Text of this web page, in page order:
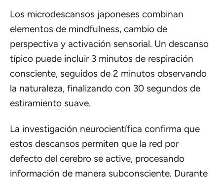
Los microdescansos japoneses combinan
elementos de mindfulness, cambio de
perspectiva y activación sensorial. Un descanso
típico puede incluir 3 minutos de respiración
consciente, seguidos de 2 minutos observando
la naturaleza, finalizando con 30 segundos de
estiramiento suave.
La investigación neurocientífica confirma que
estos descansos permiten que la red por
defecto del cerebro se active, procesando
información de manera subconsciente. Durante